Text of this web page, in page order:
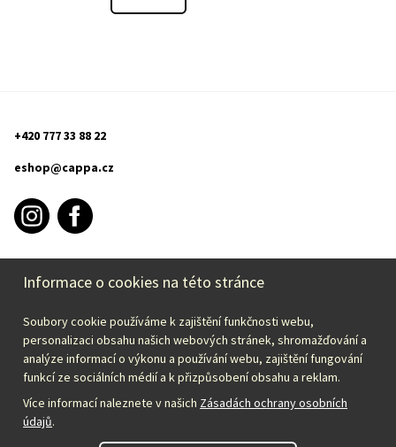
+420 777 33 88 22
eshop@cappa.cz
INFORMACE O NÁKUPU
CAPPA
Zvolte svou zemi:
Informace o cookies na této stránce
Soubory cookie používáme k zajištění funkčnosti webu,
personalizaci obsahu našich webových stránek, shromažďování a
analýze informací o výkonu a používání webu, zajištění fungování
funkcí ze sociálních médií a k přizpůsobení obsahu a reklam.
Více informací naleznete v našich Zásadách ochrany osobních
údajů.